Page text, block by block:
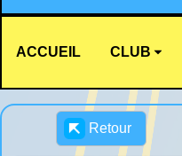
ACCUEIL CLUB
Retour